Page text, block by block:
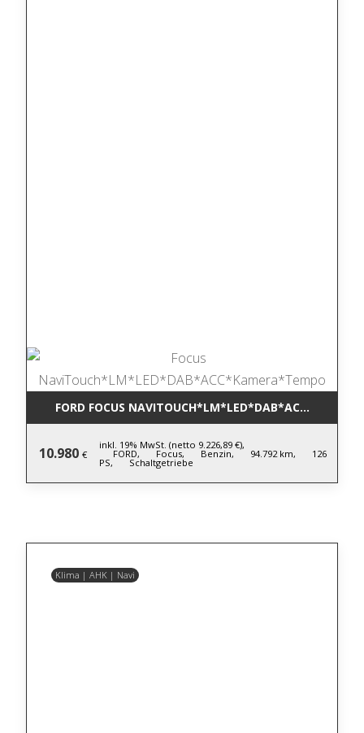
FORD FOCUS
10.980 €
inkl. 19% MwSt. (netto 9.226,89 €),
FORD, Focus, Benzin, 94.792 km, 126
PS, Schaltgetriebe
Klima | AHK | Navi